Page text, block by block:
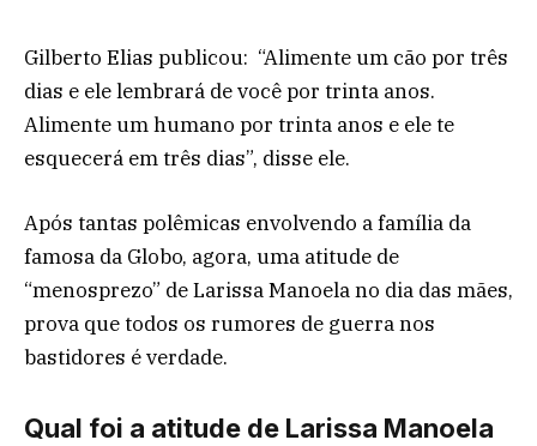
Gilberto Elias publicou: “Alimente um cão por três
dias e ele lembrará de você por trinta anos.
Alimente um humano por trinta anos e ele te
esquecerá em três dias”, disse ele.
Após tantas polêmicas envolvendo a família da
famosa da Globo, agora, uma atitude de
“menosprezo” de Larissa Manoela no dia das mães,
prova que todos os rumores de guerra nos
bastidores é verdade.
Qual foi a atitude de Larissa Manoela